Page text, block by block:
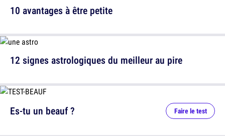
10 avantages à être petite
12 signes astrologiques du meilleur au pire
Es-tu un beauf ? Faire le test